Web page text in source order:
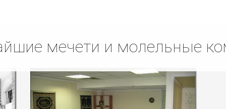
мечети и молельные
Списком